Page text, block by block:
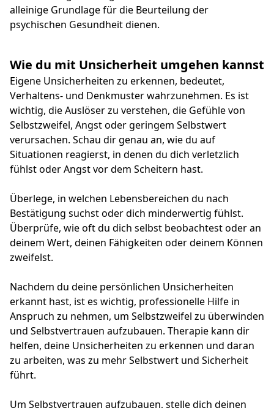
alleinige Grundlage für die Beurteilung der
psychischen Gesundheit dienen.
Wie du mit Unsicherheit umgehen kannst
Eigene Unsicherheiten zu erkennen, bedeutet,
Verhaltens- und Denkmuster wahrzunehmen. Es ist
wichtig, die Auslöser zu verstehen, die Gefühle von
Selbstzweifel, Angst oder geringem Selbstwert
verursachen. Schau dir genau an, wie du auf
Situationen reagierst, in denen du dich verletzlich
fühlst oder Angst vor dem Scheitern hast.
Überlege, in welchen Lebensbereichen du nach
Bestätigung suchst oder dich minderwertig fühlst.
Überprüfe, wie oft du dich selbst beobachtest oder an
deinem Wert, deinen Fähigkeiten oder deinem Können
zweifelst.
Nachdem du deine persönlichen Unsicherheiten
erkannt hast, ist es wichtig, professionelle Hilfe in
Anspruch zu nehmen, um Selbstzweifel zu überwinden
und Selbstvertrauen aufzubauen. Therapie kann dir
helfen, deine Unsicherheiten zu erkennen und daran
zu arbeiten, was zu mehr Selbstwert und Sicherheit
führt.
Um Selbstvertrauen aufzubauen, stelle dich deinen